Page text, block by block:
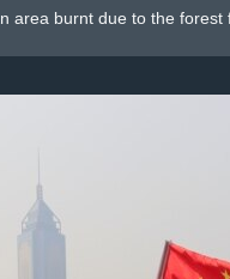
burnt due to the